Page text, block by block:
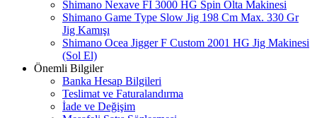
Shimano Nexave FI 3000 HG Spin Olta Makinesi
Shimano Game Type Slow Jig 198 Cm Max. 330 Gr
Jig Kamışı
Shimano Ocea Jigger F Custom 2001 HG Jig Makinesi
(Sol El)
Önemli Bilgiler
Banka Hesap Bilgileri
Teslimat ve Faturalandırma
İade ve Değişim